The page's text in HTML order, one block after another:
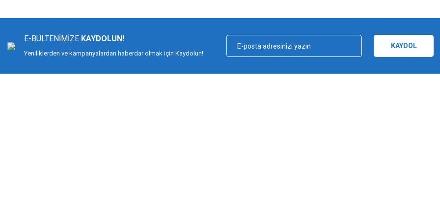
Ürün açıklamasında eksik bilgiler bulunuyor.
E-BÜLTENİMİZE KAYDOLUN!
Yeniliklerden ve kampanyalardan haberdar olmak için Kaydolun!
KAYDOL